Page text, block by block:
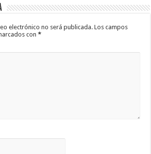
electrónico no será publicada. Los campos
con*